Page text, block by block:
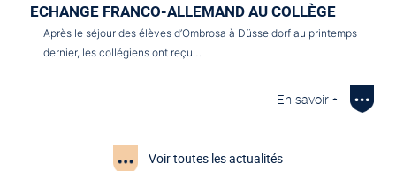
ECHANGE FRANCO-ALLEMAND AU COLLÈGE
Après le séjour des élèves d’Ombrosa à Düsseldorf au printemps
dernier, les collégiens ont reçu…
En savoir +
Voir toutes les actualités